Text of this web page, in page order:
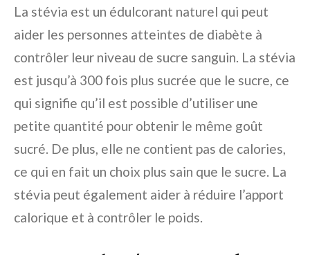
La stévia est un édulcorant naturel qui peut
aider les personnes atteintes de diabète à
contrôler leur niveau de sucre sanguin. La stévia
est jusqu’à 300 fois plus sucrée que le sucre, ce
qui signifie qu’il est possible d’utiliser une
petite quantité pour obtenir le même goût
sucré. De plus, elle ne contient pas de calories,
ce qui en fait un choix plus sain que le sucre. La
stévia peut également aider à réduire l’apport
calorique et à contrôler le poids.